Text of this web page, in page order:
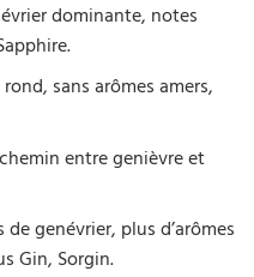
dominante, notes
sans arômes amers,
entre genièvre et
genévrier, plus d’arômes
Gin, Sorgin.